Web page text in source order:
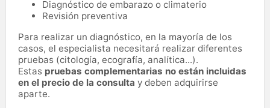
Diagnóstico de embarazo o climaterio
Revisión preventiva
Para realizar un diagnóstico, en la mayoría de los
casos, el especialista necesitará realizar diferentes
pruebas (citología, ecografía, analítica...).
Estas pruebas complementarias no están incluidas
en el precio de la consulta y deben adquirirse
aparte.